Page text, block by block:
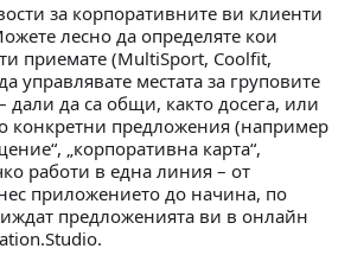
за корпоративните ви клиенти
лесно да определяте кои
приемате (MultiSport, Coolfit,
управлявате местата за груповите
дали да са общи, както досега, или
конкретни предложения (например
„корпоративна карта“,
работи в една линия – от
приложението до начина, по
предложенията ви в онлайн